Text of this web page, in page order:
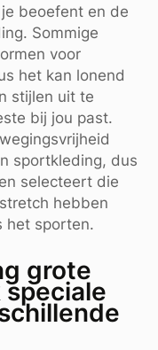
beoefent en de
Sommige
voor
het kan lonend
stijlen uit te
bij jou past.
sportkleding, dus
selecteert die
hebben
het sporten.
grote